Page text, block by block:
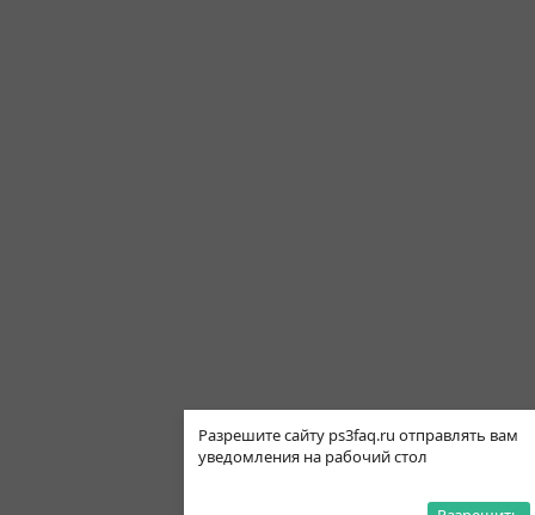
Разрешите сайту ps3faq.ru отправлять вам
уведомления на рабочий стол